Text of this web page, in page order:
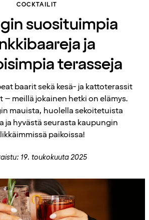
COCKTAILIT
suosituimpia
ja
terasseja
baarit sekä kesä- ja kattoterassit
– meillä jokainen hetki on elämys.
mauista, huolella sekoitetuista
ja hyvästä seurasta kaupungin
paikoissa!
19. toukokuuta 2025